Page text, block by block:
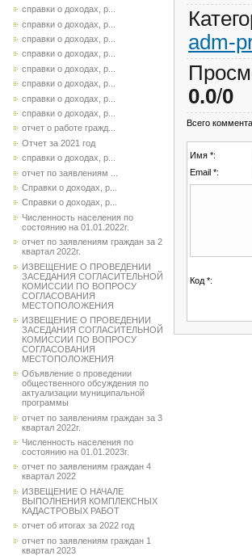
справки о доходах, р...
справки о доходах, р...
справки о доходах, р...
справки о доходах, р...
справки о доходах, р...
справки о доходах, р...
справки о доходах, р...
справки о доходах, р...
отчет о работе гражд...
Отчет за 2021 год
справки о доходах, р...
отчет по заявлениям ...
Справки о доходах, р...
Справки о доходах, р...
Численность населения по
состоянию на 01.01.2022г.
отчет по заявлениям граждан за 2
квартал 2022г.
ИЗВЕЩЕНИЕ О ПРОВЕДЕНИИ
ЗАСЕДАНИЯ СОГЛАСИТЕЛЬНОЙ
КОМИССИИ ПО ВОПРОСУ
СОГЛАСОВАНИЯ
МЕСТОПОЛОЖЕНИЯ
ИЗВЕЩЕНИЕ О ПРОВЕДЕНИИ
ЗАСЕДАНИЯ СОГЛАСИТЕЛЬНОЙ
КОМИССИИ ПО ВОПРОСУ
СОГЛАСОВАНИЯ
МЕСТОПОЛОЖЕНИЯ
Объявление о проведении
общественного обсуждения по
актуализации муниципальной
программы
отчет по заявлениям граждан за 3
квартал 2022г.
Численность населения по
состоянию на 01.01.2023г.
отчет по заявлениям граждан 4
квартал 2022
ИЗВЕЩЕНИЕ О НАЧАЛЕ
ВЫПОЛНЕНИЯ КОМПЛЕКСНЫХ
КАДАСТРОВЫХ РАБОТ
отчет об итогах за 2022 год
отчет по заявлениям граждан 1
квартал 2023
adm-
0.0/0
Всего
Имя *:
Email *:
Код *: